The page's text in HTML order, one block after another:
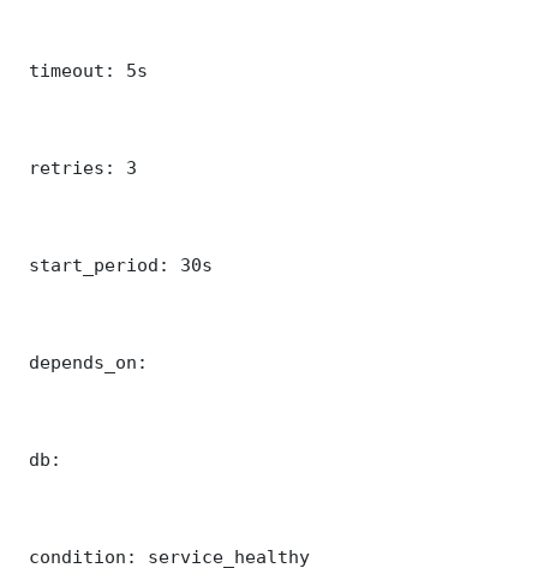
timeout: 5s
retries: 3
start_period: 30s
depends_on:
db:
condition: service_healthy